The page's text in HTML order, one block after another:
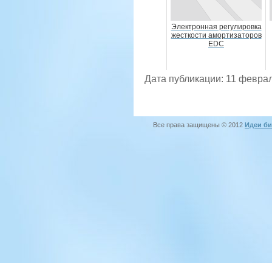
Электронная регулировка
жесткости амортизаторов
EDC
Дата публикации: 11
Все права защищены © 2012 Идеи